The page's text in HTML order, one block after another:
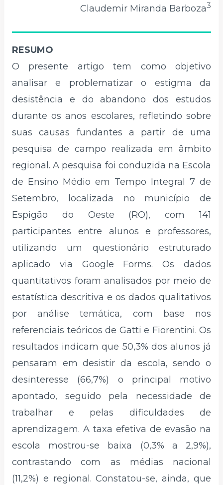
Claudemir Miranda Barboza3
RESUMO
O presente artigo tem como objetivo
analisar e problematizar o estigma da
desistência e do abandono dos estudos
durante os anos escolares, refletindo sobre
suas causas fundantes a partir de uma
pesquisa de campo realizada em âmbito
regional. A pesquisa foi conduzida na Escola
de Ensino Médio em Tempo Integral 7 de
Setembro, localizada no município de
Espigão do Oeste (RO), com 141
participantes entre alunos e professores,
utilizando um questionário estruturado
aplicado via Google Forms. Os dados
quantitativos foram analisados por meio de
estatística descritiva e os dados qualitativos
por análise temática, com base nos
referenciais teóricos de Gatti e Fiorentini. Os
resultados indicam que 50,3% dos alunos já
pensaram em desistir da escola, sendo o
desinteresse (66,7%) o principal motivo
apontado, seguido pela necessidade de
trabalhar e pelas dificuldades de
aprendizagem. A taxa efetiva de evasão na
escola mostrou-se baixa (0,3% a 2,9%),
contrastando com as médias nacional
(11,2%) e regional. Constatou-se, ainda, que